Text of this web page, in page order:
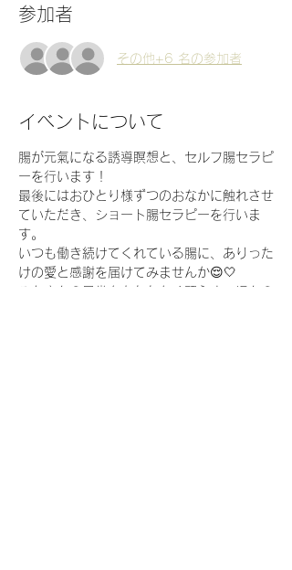
参加者
その他+6 名の参加者
イベントについて
腸が元氣になる誘導瞑想と、セルフ腸セラピ
ーを行います！
最後にはおひとり様ずつのおなかに触れさせ
ていただき、ショート腸セラピーを行いま
す。
いつも働き続けてくれている腸に、ありった
けの愛と感謝を届けてみませんか😌🤍